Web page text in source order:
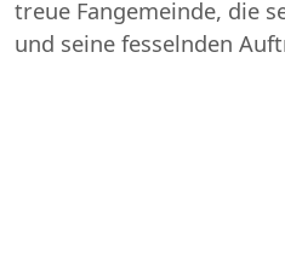
treue Fangemeinde, die
und seine fesselnden